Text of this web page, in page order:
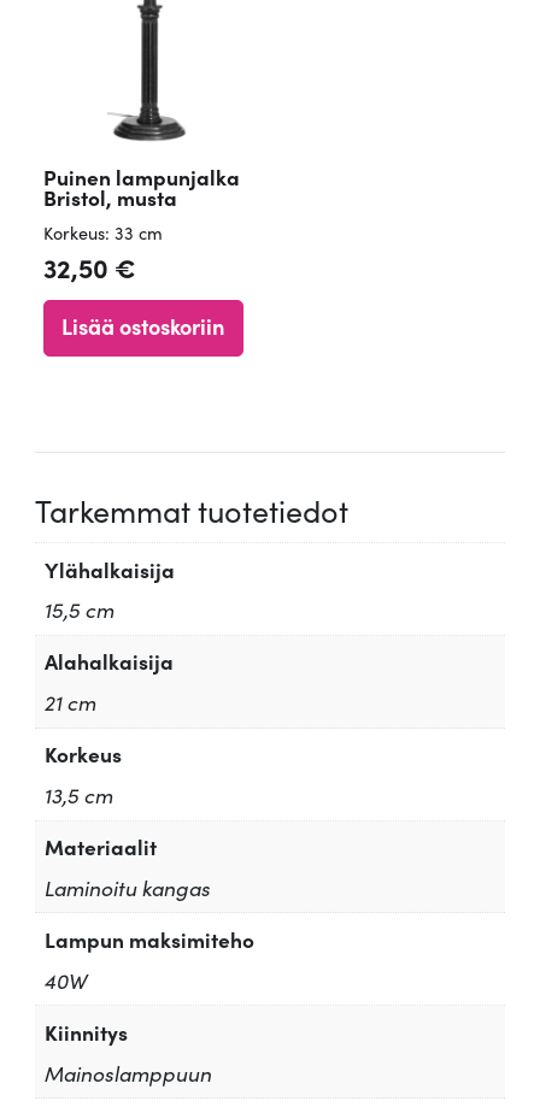
Puinen lampunjalka
Bristol, musta
Korkeus: 33 cm
32,50 €
Lisää ostoskoriin
Tarkemmat tuotetiedot
Ylähalkaisija
15,5 cm
Alahalkaisija
21 cm
Korkeus
13,5 cm
Materiaalit
Laminoitu kangas
Lampun maksimiteho
40W
Kiinnitys
Mainoslamppuun